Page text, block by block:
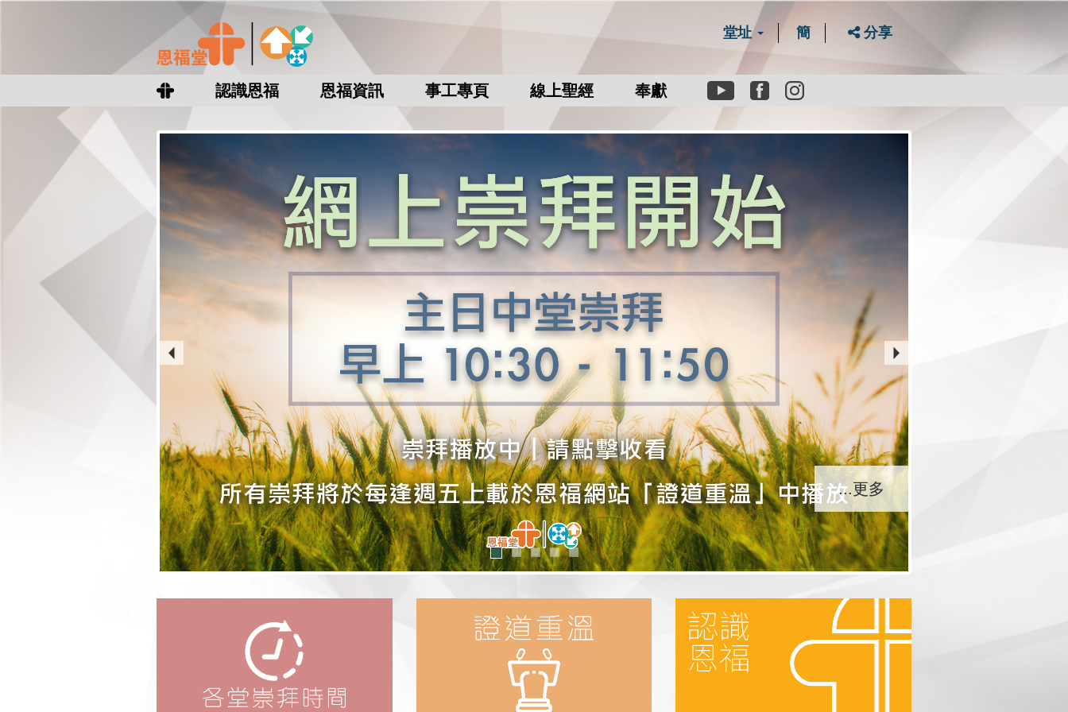
堂址 簡 分享
認識恩福 恩福資訊 事工專頁 線上聖經 奉獻
YoutubeFacebook
...更多
...更多